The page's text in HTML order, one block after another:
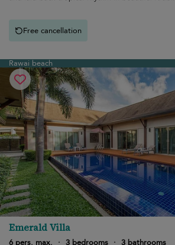
Free cancellation
Rawai beach
Emerald Villa
6 pers. max.
· 3 bedrooms · 3 bathrooms